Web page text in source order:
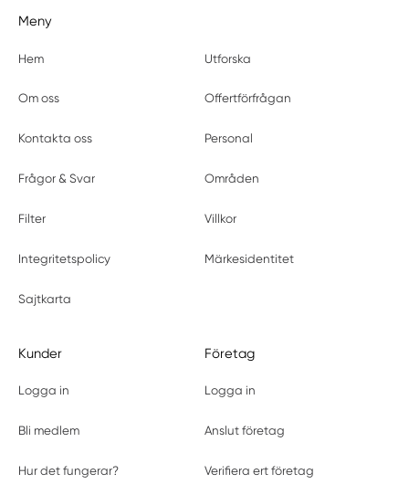
Meny
Hem Utforska
Om oss Offertförfrågan
Kontakta oss Personal
Frågor & Svar Områden
Filter Villkor
Integritetspolicy Märkesidentitet
Sajtkarta
Kunder
Logga in
Bli medlem
Hur det fungerar?
Företag
Logga in
Anslut företag
Verifiera ert företag